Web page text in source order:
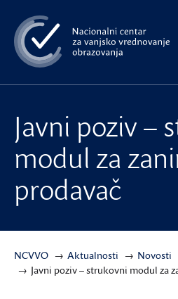
na
glavni
sadržaj
Javni poziv –
modul za
prodavač
NCVVO Aktualnosti
Novosti
Javni poziv – strukovni modul za